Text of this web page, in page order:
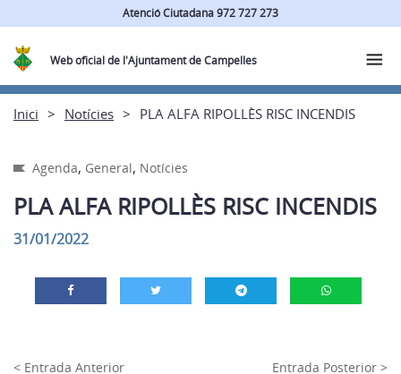
Atenció Ciutadana 972 727 273
Web oficial de l'Ajuntament de Campelles
Inici Notícies PLA ALFA RIPOLLÈS RISC INCENDIS
Agenda, General, Notícies
PLA ALFA RIPOLLÈS RISC INCENDIS
31/01/2022
< Entrada Anterior Entrada Posterior >